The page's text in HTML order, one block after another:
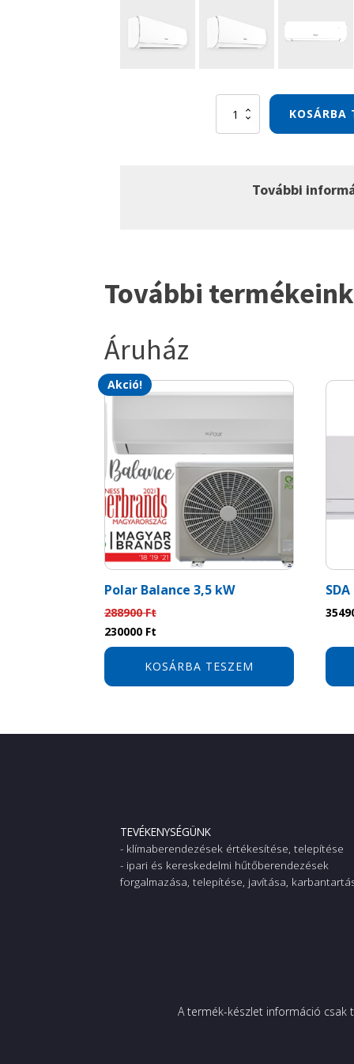
Gree
Comfort
KOSÁRBA
További
További termékeink
Áruház
Akció!
Polar Balance 3,5 kW
288900Ft
Original
price
288900 Ft.
230000 Ft
price
is:
KOSÁRBA TESZEM
TEVÉKENYSÉGÜNK
- klímaberendezések értékesítése, telepítése
- ipari és kereskedelmi hűtőberendezések
forgalmazása, telepítése, javítása,
A termék-készlet információ csak